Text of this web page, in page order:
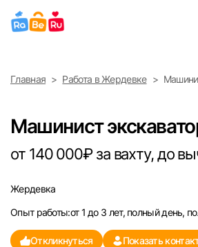
Выберите город
Санкт-Петербург
Ижевск
Екатеринбург
Главная Работа в Жердевке
Машинист
от 140 000₽ за вахту, до
Жердевка
Опыт работы:от 1 до 3 лет, полный день,
Откликнуться
Показать